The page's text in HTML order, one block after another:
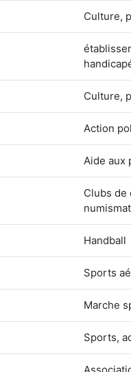
Culture,
Culture,
Action
Aide aux
Clubs de
Handball
Sports
Marche
Sports,